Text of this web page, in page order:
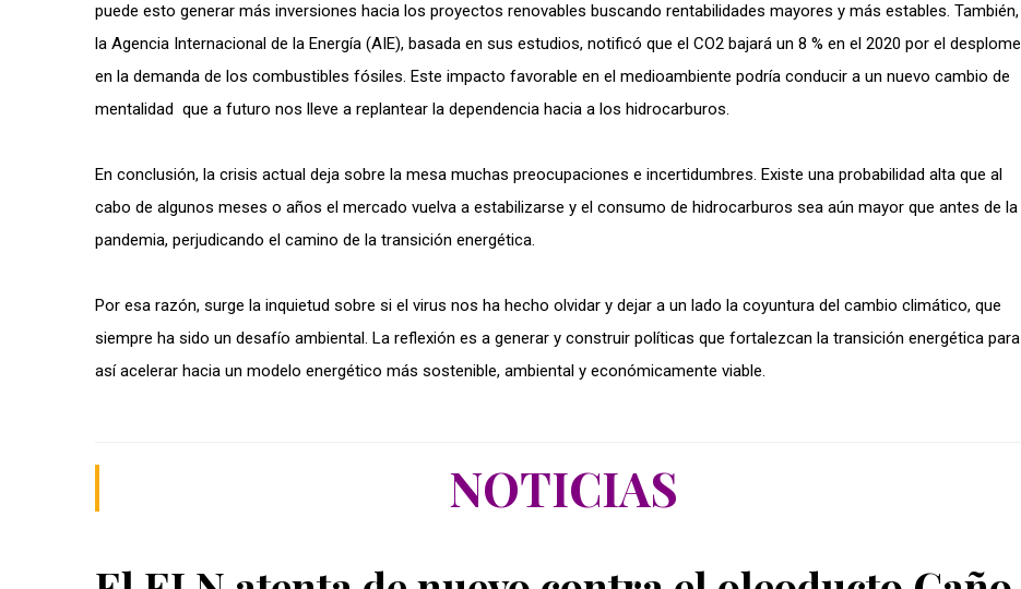
puede esto generar más inversiones hacia los proyectos renovables buscando rentabilidades mayores y más estables. También,
la Agencia Internacional de la Energía (AIE), basada en sus estudios, notificó que el CO2 bajará un 8 % en el 2020 por el desplome
en la demanda de los combustibles fósiles. Este impacto favorable en el medioambiente podría conducir a un nuevo cambio de
mentalidad que a futuro nos lleve a replantear la dependencia hacia a los hidrocarburos.
En conclusión, la crisis actual deja sobre la mesa muchas preocupaciones e incertidumbres. Existe una probabilidad alta que al
cabo de algunos meses o años el mercado vuelva a estabilizarse y el consumo de hidrocarburos sea aún mayor que antes de la
pandemia, perjudicando el camino de la transición energética.
Por esa razón, surge la inquietud sobre si el virus nos ha hecho olvidar y dejar a un lado la coyuntura del cambio climático, que
siempre ha sido un desafío ambiental. La reflexión es a generar y construir políticas que fortalezcan la transición energética para
así acelerar hacia un modelo energético más sostenible, ambiental y económicamente viable.
NOTICIAS